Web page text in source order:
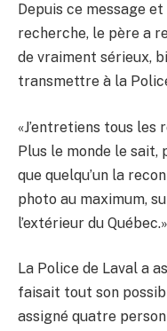
Depuis ce message
recherche, le père a
de vraiment sérieux,
transmettre à la
«J’entretiens tous
Plus le monde le sait,
que quelqu’un la
photo au maximum,
l’extérieur du Québec.»
La Police de Laval a
faisait tout son
assigné quatre